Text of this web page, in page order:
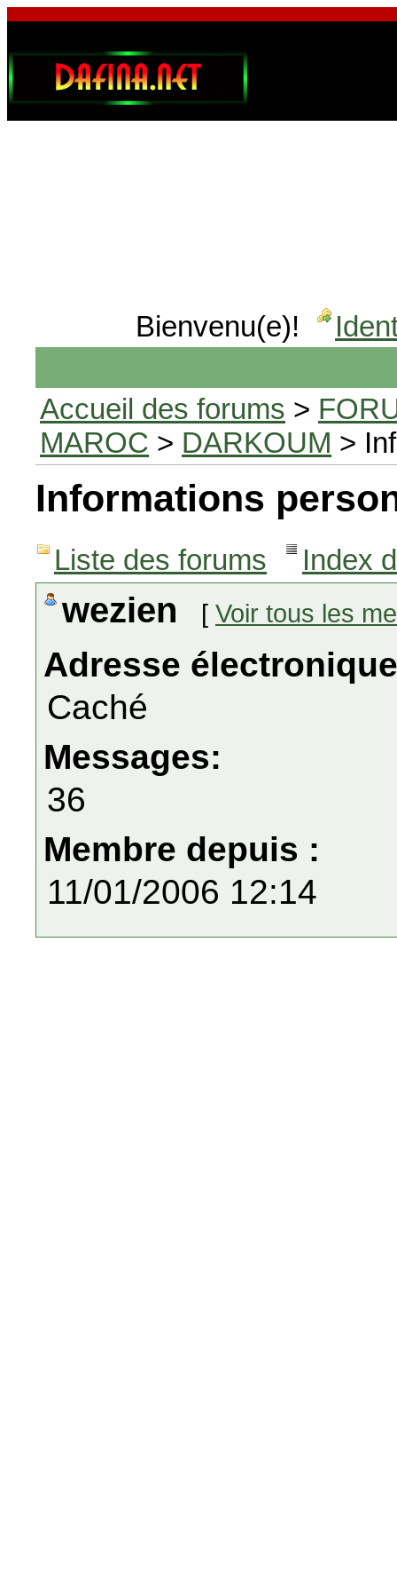
Bienvenu(e)!
Accueil des forums >
MAROC > DARKOUM >
Informations
Liste des forums Index
wezien [ Voir tous les
Adresse
Caché
Messages:
36
Membre depuis :
11/01/2006 12:14